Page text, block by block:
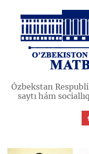
Ózbekstan
saytı hám